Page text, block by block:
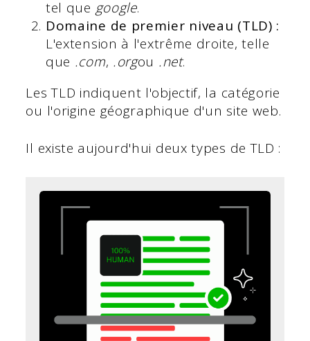
tel que google.
Domaine de premier niveau (TLD) :
L'extension à l'extrême droite, telle
que .com, .orgou .net.
Les TLD indiquent l'objectif, la catégorie
ou l'origine géographique d'un site web.
Il existe aujourd'hui deux types de TLD :